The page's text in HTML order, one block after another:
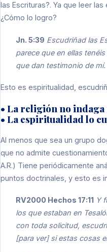
las Escrituras?. Ya que leer
¿Cómo lo logro?
Jn. 5:39 Escudriñad las
parece que en ellas
que dan testimonio de mí.
Esto es espiritualidad,
• La religión no
• La espiritualidad lo
Al menos que sea un grupo
que no admite
A.R.) Tiene periódicamente
puntos doctrinales, y esto es
RV2000 Hechos 17:11 Y
los que estaban en
con toda solicitud,
[para ver] si estas cosas